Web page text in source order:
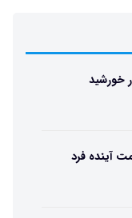
خورشید
آینده فرد